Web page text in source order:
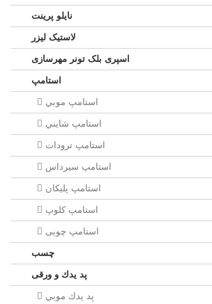
نایلو پرینت
لاستیک لیزر
اسپری بلک تونر مهرسازی
استامپ
استامپ موبي
استامپ شايني
استامپ ترودات
استامپ سيرداس
استامپ پلیکان
استامپ کلوپ
استامپ چوبی
چسب
پد يدك و ورقی
پد يدك موبي